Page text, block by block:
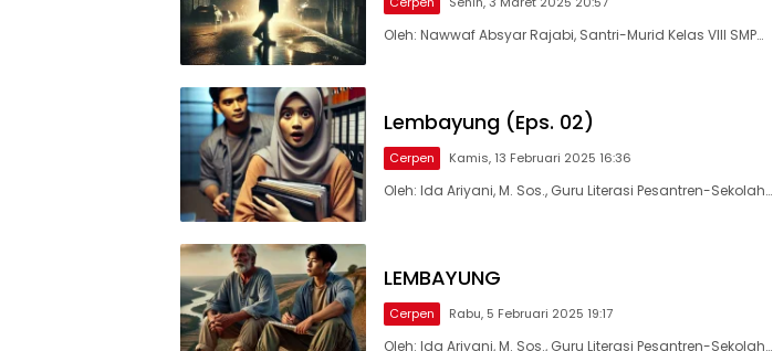
Oleh: Nawwaf Absyar Rajabi, Santri-Murid Kelas VIII SMP…
Lembayung (Eps. 02)
Cerpen Kamis, 13 Februari 2025 16:36
Oleh: Ida Ariyani, M. Sos., Guru Literasi Pesantren-Sekolah…
LEMBAYUNG
Cerpen Rabu, 5 Februari 2025 19:17
Oleh: Ida Ariyani, M. Sos., Guru Literasi Pesantren-Sekolah…